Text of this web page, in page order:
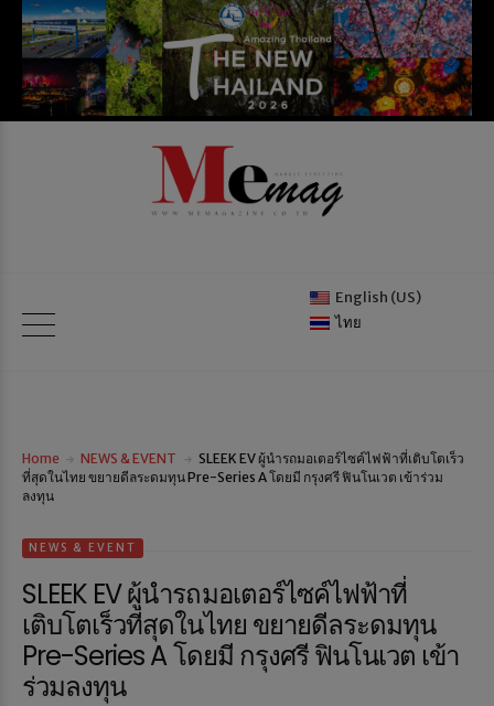
English (US)
ไทย
Home NEWS & EVENT
SLEEK EV ผู้นำรถมอเตอร์ไซค์ไฟฟ้าที่เติบโตเร็ว
ที่สุดในไทย ขยายดีลระดมทุน Pre-Series A โดยมี กรุงศรี ฟินโนเวต เข้าร่วม
ลงทุน
NEWS & EVENT
SLEEK EV ผู้นำรถมอเตอร์ไซค์ไฟฟ้าที่
เติบโตเร็วที่สุดในไทย ขยายดีลระดมทุน
Pre-Series A โดยมี กรุงศรี ฟินโนเวต เข้า
ร่วมลงทุน